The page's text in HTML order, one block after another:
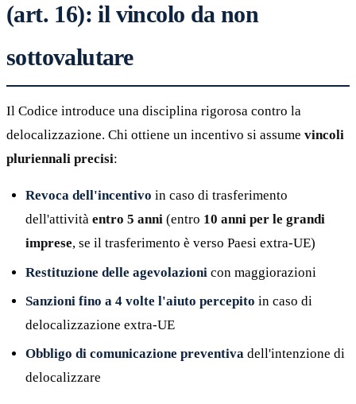
(art. 16): il vincolo da non
sottovalutare
Il Codice introduce una disciplina rigorosa contro la
delocalizzazione. Chi ottiene un incentivo si assume vincoli
pluriennali precisi:
Revoca dell'incentivo in caso di trasferimento
dell'attività entro 5 anni (entro 10 anni per le grandi
imprese, se il trasferimento è verso Paesi extra-UE)
Restituzione delle agevolazioni con maggiorazioni
Sanzioni fino a 4 volte l'aiuto percepito in caso di
delocalizzazione extra-UE
Obbligo di comunicazione preventiva dell'intenzione di
delocalizzare